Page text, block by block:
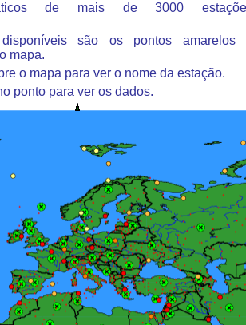
de mais de 3000
são os pontos amarelos
mapa.
o mapa para ver o nome da estação.
ponto para ver os dados.